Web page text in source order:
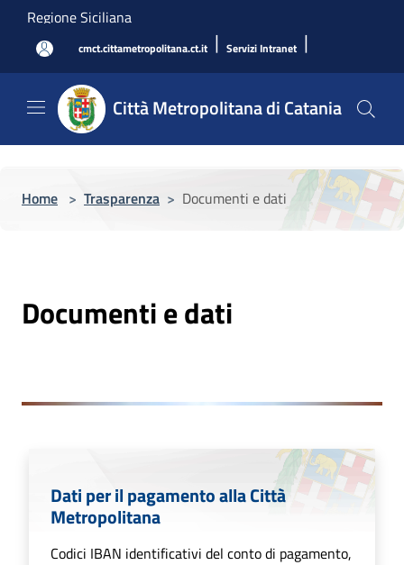
Salta al contenuto principale
Regione Siciliana
cmct.cittametropolitana.ct.it | Servizi Intranet |
Città Metropolitana di Catania
Home > Trasparenza > Documenti e dati
Documenti e dati
Dati per il pagamento alla Città
Metropolitana
Codici IBAN identificativi del conto di pagamento,